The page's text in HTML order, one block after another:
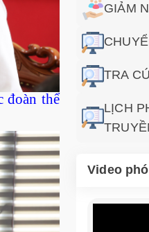
đoàn thể
GIẢM
TRA
LỊCH
Video